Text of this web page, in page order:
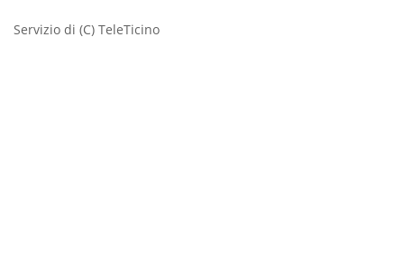
Servizio di (C) TeleTicino